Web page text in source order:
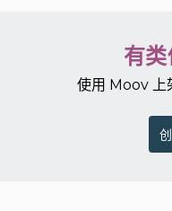
有类
使用 Moov 上